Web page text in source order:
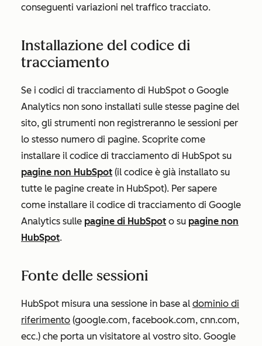
conseguenti variazioni nel traffico tracciato.
Installazione del codice di
tracciamento
Se i codici di tracciamento di HubSpot o Google
Analytics non sono installati sulle stesse pagine del
sito, gli strumenti non registreranno le sessioni per
lo stesso numero di pagine. Scoprite come
installare il codice di tracciamento di HubSpot su
pagine non HubSpot (il codice è già installato su
tutte le pagine create in HubSpot). Per sapere
come installare il codice di tracciamento di Google
Analytics sulle pagine di HubSpot o su pagine non
HubSpot.
Fonte delle sessioni
HubSpot misura una sessione in base al dominio di
riferimento (google.com, facebook.com, cnn.com,
ecc.) che porta un visitatore al vostro sito. Google